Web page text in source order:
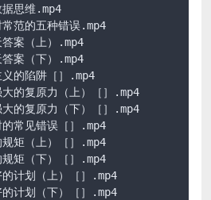
思维.mp4
范的五种错误.mp4
案（上）
.mp4
案（下）
.mp4
的陷阱［］
.mp4
的复原力（上）［］
.mp4
的复原力（下）［］
.mp4
常见错误［］
.mp4
矩（上）［］
.mp4
矩（下）［］
.mp4
计划（上）［］
.mp4
计划（下）［］
.mp4